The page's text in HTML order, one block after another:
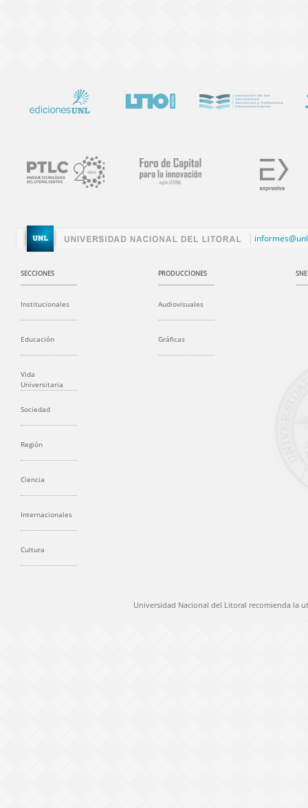
SECCIONES
Institucionales
Educación
Vida
Universitaria
Sociedad
Región
Ciencia
Internacionales
Cultura
PRODUCCIONES
Audiovisuales
Gráficas
SNE
Universidad Nacional del Litoral recomienda la